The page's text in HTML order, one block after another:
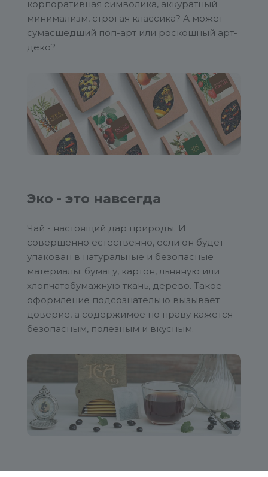
корпоративная символика, аккуратный
минимализм, строгая классика? А может
сумасшедший поп-арт или роскошный арт-
деко?
Эко - это навсегда
Чай - настоящий дар природы. И
совершенно естественно, если он будет
упакован в натуральные и безопасные
материалы: бумагу, картон, льняную или
хлопчатобумажную ткань, дерево. Такое
оформление подсознательно вызывает
доверие, а содержимое по праву кажется
безопасным, полезным и вкусным.